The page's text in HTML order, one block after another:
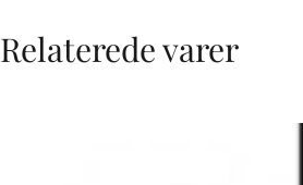
Relaterede varer